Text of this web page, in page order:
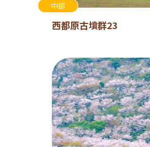
中部
西都原古墳群23